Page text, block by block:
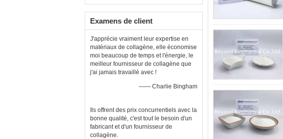
Examens de client
J'apprécie vraiment leur expertise en
matériaux de collagène, elle économise
moi beaucoup de temps et l'énergie, le
meilleur fournisseur de collagène que
j'ai jamais travaillé avec !
—— Charlie Bingham
Ils offrent des prix concurrentiels avec la
bonne qualité, c'est tout le besoin d'un
fabricant et d'un fournisseur de
collagène.